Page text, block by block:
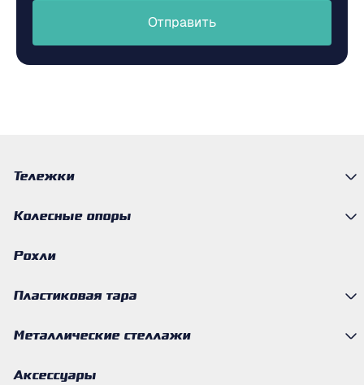
Отправить
Тележки
Колесные опоры
Рохли
Пластиковая тара
Металлические стеллажи
Аксессуары